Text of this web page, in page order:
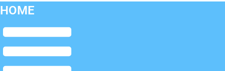
HOME
Flyout
Menu